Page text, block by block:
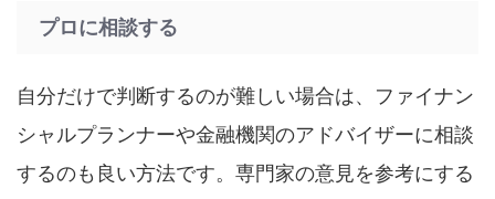
プロに相談する
自分だけで判断するのが難しい場合は、ファイナン
シャルプランナーや金融機関のアドバイザーに相談
するのも良い方法です。専門家の意見を参考にする